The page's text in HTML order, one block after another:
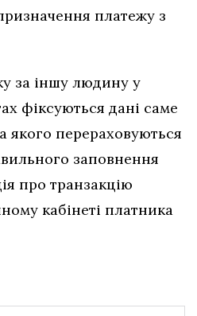
платежу з
за іншу людину у
фіксуються дані саме
якого перераховуються
заповнення
про транзакцію
кабінеті платника